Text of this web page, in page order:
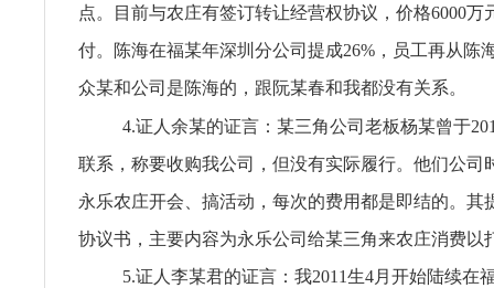
点。目前与农庄有签订转让经营权协议，价格6000万
付。陈海在福某年深圳分公司提成26%，员工再从陈
众某和公司是陈海的，跟阮某春和我都没有关系。
4.证人余某的证言：某三角公司老板杨某曾于
联系，称要收购我公司，但没有实际履行。他们公司
永乐农庄开会、搞活动，每次的费用都是即结的。其
协议书，主要内容为永乐公司给某三角来农庄消费以
5.证人李某君的证言：我2011生4月开始陆续在